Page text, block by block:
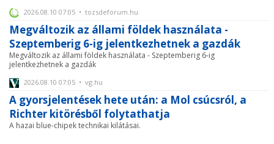
2026.08.10 07:05 • tozsdeforum.hu
Megváltozik az állami földek használata -
Szeptemberig 6-ig jelentkezhetnek a gazdák
Megváltozik az állami földek használata - Szeptemberig 6-ig
jelentkezhetnek a gazdák
2026.08.10 07:05 • vg.hu
A gyorsjelentések hete után: a Mol csúcsról, a
Richter kitörésből folytathatja
A hazai blue-chipek technikai kilátásai.